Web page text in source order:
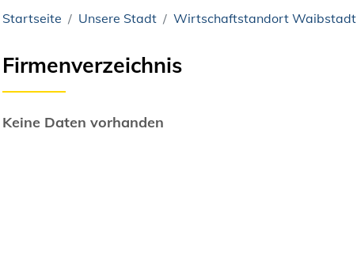
Startseite Unsere Stadt Wirtschaftstandort Waibstadt
Firmenverzeichnis
Keine Daten vorhanden